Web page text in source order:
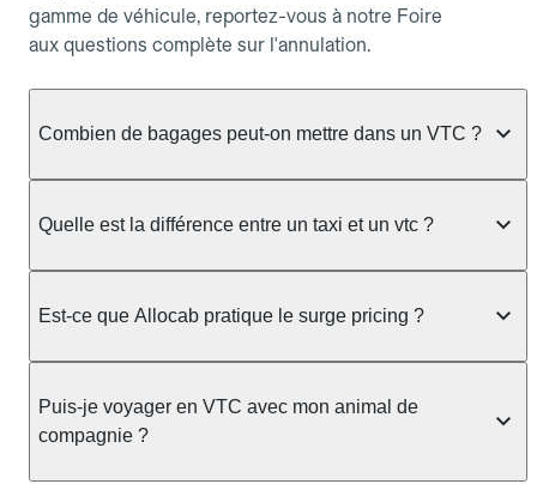
gamme de véhicule, reportez-vous à notre Foire
aux questions complète sur l'annulation.
Combien de bagages peut-on mettre dans un VTC ?
réservée :
Berline, Green, Berline Affaires, VAO : jusqu'à 3
Moto-taxi : jusqu'à 2 bagages cabine TPMR : 1
bagage
Le prix de la course ne change pas selon le
nombre de bagages. Si vous avez des bagages
Quelle est la différence entre un taxi et un vtc ?
dans la rue ou à une station, avec un tarif calculé au
réservation préalable et propose un prix fixe connu
à l'avance, sans mauvaise surprise ni frais cachés.
Chez Allocab, tous les chauffeurs sont des
Est-ce que Allocab pratique le surge pricing ?
prix de votre course est calculé et affiché avant la
validation de la réservation, puis fixé définitivement.
Puis-je voyager en VTC avec mon animal de
compagnie ?